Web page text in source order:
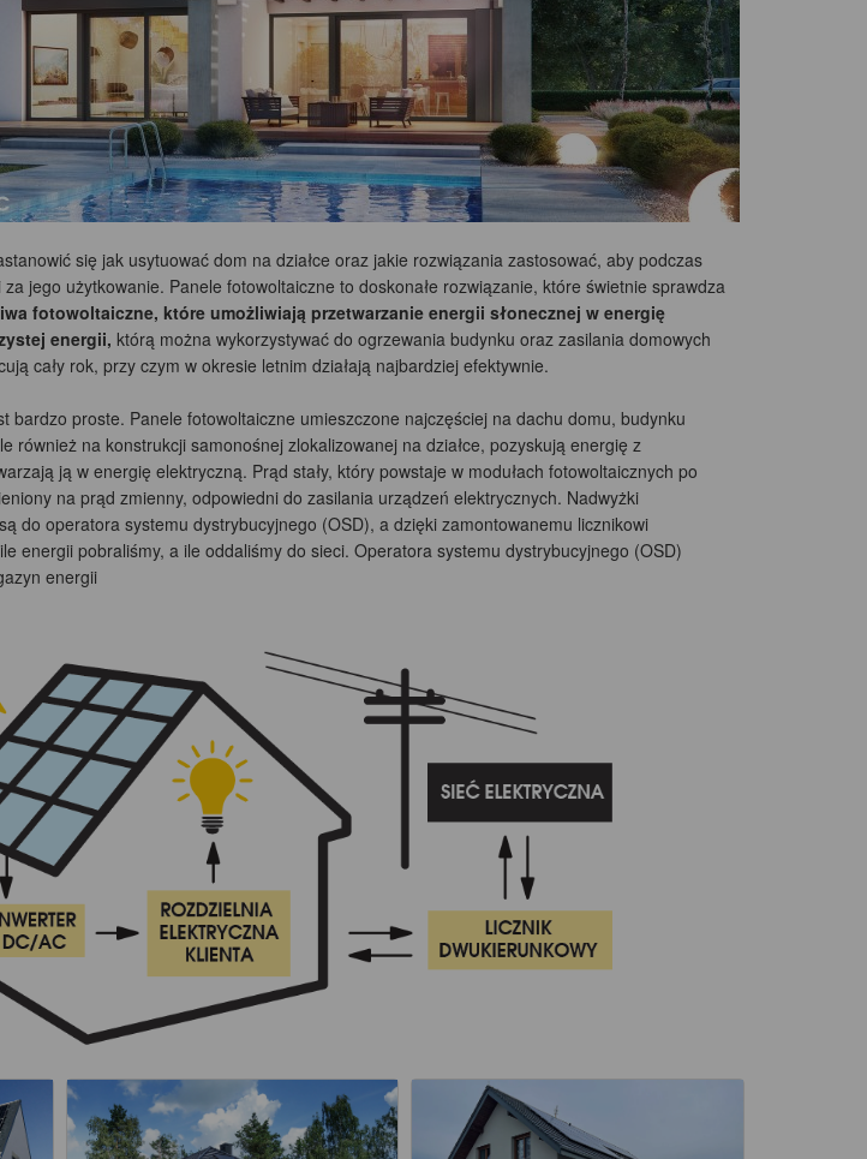
się jak usytuować dom na działce oraz jakie rozwiązania zastosować, aby podczas
jego użytkowanie. Panele fotowoltaiczne to doskonałe rozwiązanie, które świetnie sprawdza
fotowoltaiczne, które umożliwiają przetwarzanie energii słonecznej w energię
energii, którą można wykorzystywać do ogrzewania budynku oraz zasilania domowych
cały rok, przy czym w okresie letnim działają najbardziej efektywnie.
bardzo proste. Panele fotowoltaiczne umieszczone najczęściej na dachu domu, budynku
również na konstrukcji samonośnej zlokalizowanej na działce, pozyskują energię z
ją w energię elektryczną. Prąd stały, który powstaje w modułach fotowoltaicznych po
na prąd zmienny, odpowiedni do zasilania urządzeń elektrycznych. Nadwyżki
do operatora systemu dystrybucyjnego (OSD), a dzięki zamontowanemu licznikowi
energii pobraliśmy, a ile oddaliśmy do sieci. Operatora systemu dystrybucyjnego (OSD)
energii